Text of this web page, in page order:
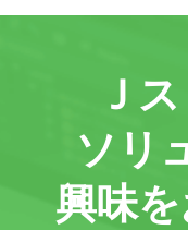
Ｊ
ソリ
興味